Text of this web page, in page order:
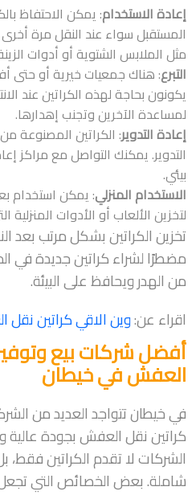
إعادة الاستخدام: يمكن الاحتفاظ
المستقبل سواء عند النقل مرة
مثل الملابس الشتوية أو أدوات
التبرع: هناك جمعيات خيرية أو حتى
يكونون بحاجة لهذه الكراتين عند
لمساعدة الآخرين وتجنب إهدارها.
إعادة التدوير: الكراتين المصنوعة
التدوير. يمكنك التواصل مع مراكز
بيئي.
الاستخدام المنزلي: يمكن استخدام
لتخزين الألعاب أو الأدوات المنزلية
تخزين الكراتين بشكل مرتب بعد
مضطرًا لشراء كراتين جديدة في
من الهدر ويحافظ على البيئة.
اقراء عن:وين الاقي كراتين
أفضل شركات بيع
العفش في خيطان
في خيطان تتواجد العديد من
كراتين نقل العفش بجودة
الشركات لا تقدم الكراتين
شاملة. بعض الخصائص التي